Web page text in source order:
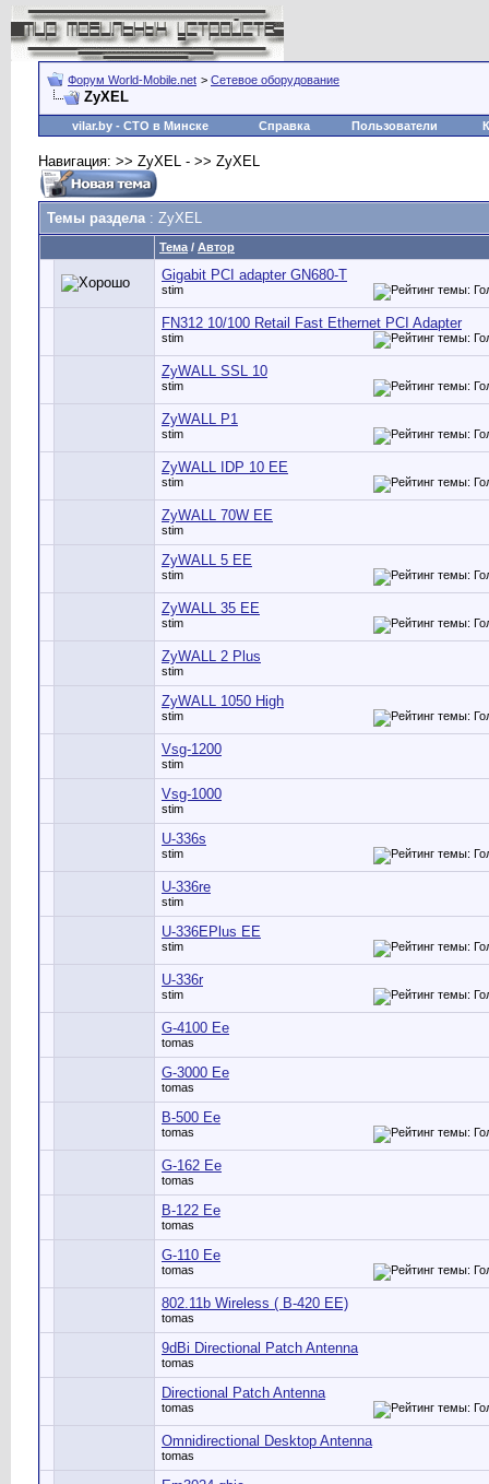
Форум World-Mobile.net > Сетевое оборудование
ZyXEL
vilar.by - СТО в Минске Справка Пользователи
Навигация: >> ZyXEL - >> ZyXEL
Темы раздела: ZyXEL
Тема / Автор
Gigabit PCI adapter GN680-T
stim
FN312 10/100 Retail Fast Ethernet PCI Adapter
stim
ZyWALL SSL 10
stim
ZyWALL P1
stim
ZyWALL IDP 10 EE
stim
ZyWALL 70W EE
stim
ZyWALL 5 EE
stim
ZyWALL 35 EE
stim
ZyWALL 2 Plus
stim
ZyWALL 1050 High
stim
Vsg-1200
stim
Vsg-1000
stim
U-336s
stim
U-336re
stim
U-336EPlus EE
stim
U-336r
stim
G-4100 Ee
tomas
G-3000 Ee
tomas
B-500 Ee
tomas
G-162 Ee
tomas
B-122 Ee
tomas
G-110 Ee
tomas
802.11b Wireless ( B-420 EE)
tomas
9dBi Directional Patch Antenna
tomas
Directional Patch Antenna
tomas
Omnidirectional Desktop Antenna
tomas